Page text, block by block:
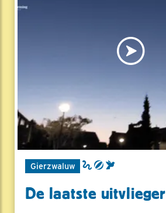
Gierzwaluw
De laatste uitvlieger